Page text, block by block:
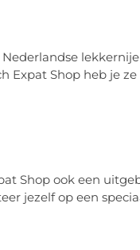
Expat Shop heb je
Shop ook een
jezelf op een